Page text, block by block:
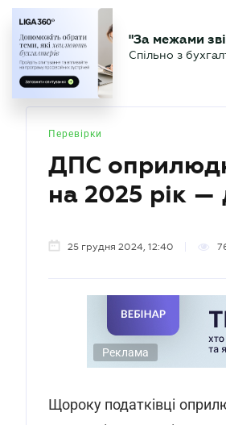
БУХГАЛТЕР Новини
"За межами
Спільно з
Перевірки
ДПС
на 2025 рік —
25 грудня 2024, 12:40
Реклама
Щороку податківці